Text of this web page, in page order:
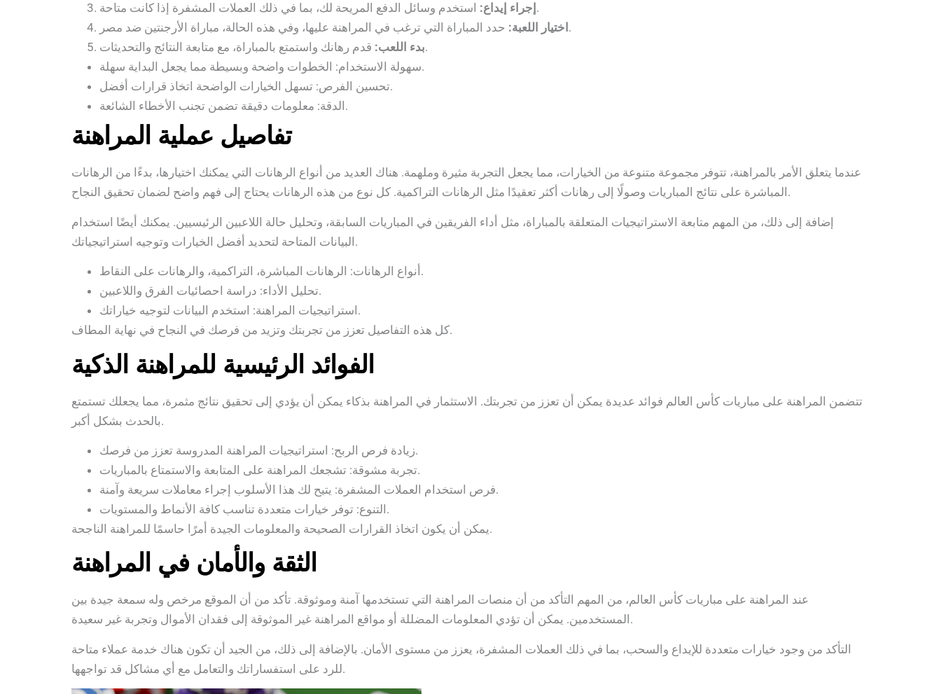
إجراء إيداع: استخدم وسائل الدفع المريحة لك، بما في ذلك العملات المشفرة إذا كانت متاحة.
اختيار اللعبة: حدد المباراة التي ترغب في المراهنة عليها، وفي هذه الحالة، مباراة الأرجنتين ضد مصر.
بدء اللعب:قدم رهانك واستمتع بالمباراة، مع متابعة النتائج والتحديثات.
سهولة الاستخدام: الخطوات واضحة وبسيطة مما يجعل البداية سهلة.
تحسين الفرص: تسهل الخيارات الواضحة اتخاذ قرارات أفضل.
الدقة: معلومات دقيقة تضمن تجنب الأخطاء الشائعة.
تفاصيل عملية المراهنة
عندما يتعلق الأمر بالمراهنة، تتوفر مجموعة متنوعة من الخيارات، مما يجعل التجربة مثيرة وملهمة. هناك العديد من أنواع الرهانات التي يمكنك اختيارها، بدءًا من الرهانات
المباشرة على نتائج المباريات وصولًا إلى رهانات أكثر تعقيدًا مثل الرهانات التراكمية. كل نوع من هذه الرهانات يحتاج إلى فهم واضح لضمان تحقيق النجاح.
إضافة إلى ذلك، من المهم متابعة الاستراتيجيات المتعلقة بالمباراة، مثل أداء الفريقين في المباريات السابقة، وتحليل حالة اللاعبين الرئيسيين. يمكنك أيضًا استخدام
البيانات المتاحة لتحديد أفضل الخيارات وتوجيه استراتيجياتك.
أنواع الرهانات: الرهانات المباشرة، التراكمية، والرهانات على النقاط.
تحليل الأداء: دراسة احصائيات الفرق واللاعبين.
استراتيجيات المراهنة: استخدم البيانات لتوجيه خياراتك.
كل هذه التفاصيل تعزز من تجربتك وتزيد من فرصك في النجاح في نهاية المطاف.
الفوائد الرئيسية للمراهنة الذكية
تتضمن المراهنة على مباريات كأس العالم فوائد عديدة يمكن أن تعزز من تجربتك. الاستثمار في المراهنة بذكاء يمكن أن يؤدي إلى تحقيق نتائج مثمرة، مما يجعلك تستمتع
بالحدث بشكل أكبر.
زيادة فرص الربح: استراتيجيات المراهنة المدروسة تعزز من فرصك.
تجربة مشوقة: تشجعك المراهنة على المتابعة والاستمتاع بالمباريات.
فرص استخدام العملات المشفرة: يتيح لك هذا الأسلوب إجراء معاملات سريعة وآمنة.
التنوع: توفر خيارات متعددة تناسب كافة الأنماط والمستويات.
يمكن أن يكون اتخاذ القرارات الصحيحة والمعلومات الجيدة أمرًا حاسمًا للمراهنة الناجحة.
الثقة والأمان في المراهنة
عند المراهنة على مباريات كأس العالم، من المهم التأكد من أن منصات المراهنة التي تستخدمها آمنة وموثوقة. تأكد من أن الموقع مرخص وله سمعة جيدة بين
المستخدمين. يمكن أن تؤدي المعلومات المضللة أو مواقع المراهنة غير الموثوقة إلى فقدان الأموال وتجربة غير سعيدة.
التأكد من وجود خيارات متعددة للإيداع والسحب، بما في ذلك العملات المشفرة، يعزز من مستوى الأمان. بالإضافة إلى ذلك، من الجيد أن تكون هناك خدمة عملاء متاحة
للرد على استفساراتك والتعامل مع أي مشاكل قد تواجهها.